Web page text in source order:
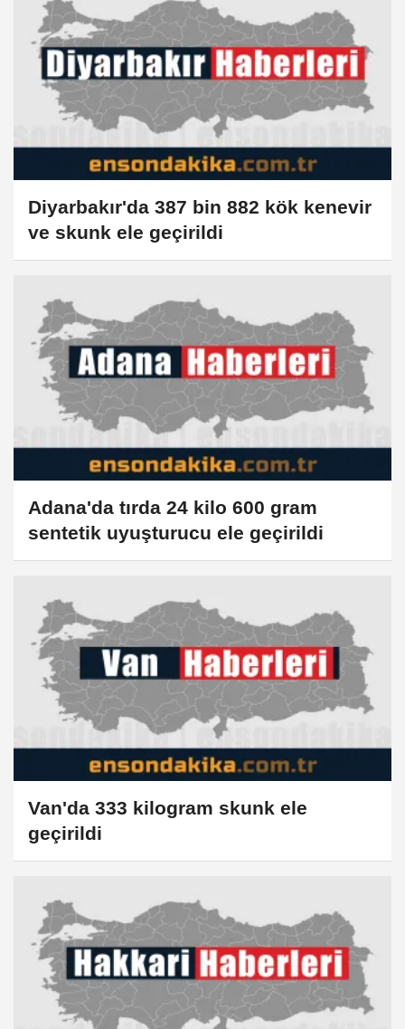
Diyarbakır'da 387 bin 882 kök kenevir
ve skunk ele geçirildi
Adana'da tırda 24 kilo 600 gram
sentetik uyuşturucu ele geçirildi
Van'da 333 kilogram skunk ele
geçirildi